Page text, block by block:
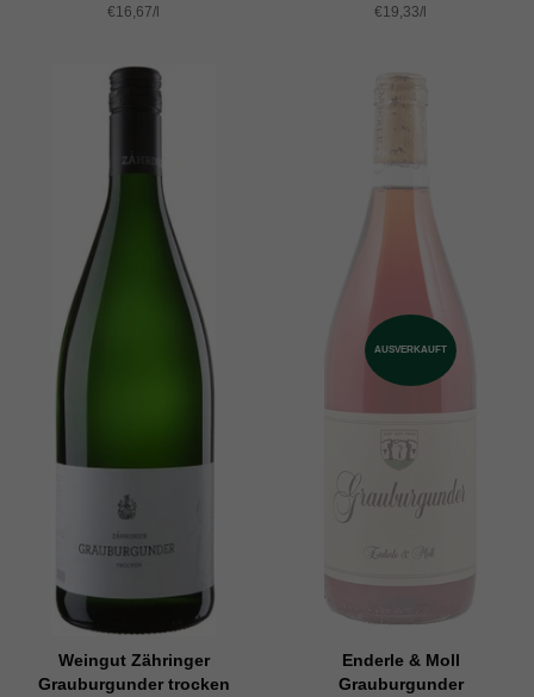
Preis
Einzelpreis
€16,67/
Preis
Einzelpreis
€19,33/
Weingut Zähringer
Grauburgunder trocken
AUSVERKAUFT
Enderle & Moll
Grauburgunder